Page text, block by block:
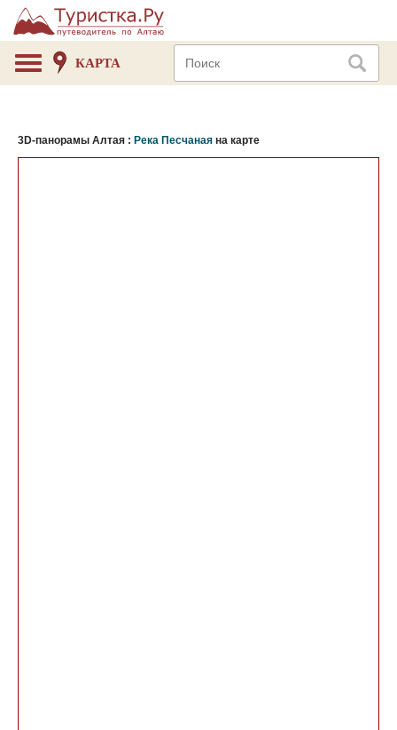
КАРТА
3D-панорамы Алтая : Река Песчаная на карте